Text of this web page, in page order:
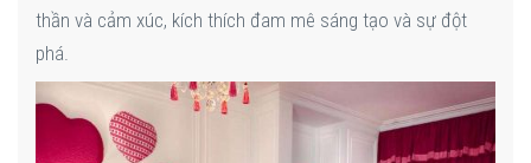
thần và cảm xúc, kích thích đam mê sáng tạo và sự đột
phá.